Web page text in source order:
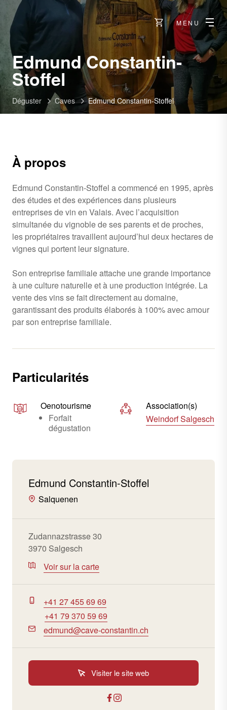
MENU
Edmund Constantin-
Stoffel
Salquenen
Déguster Caves Edmund Constantin-Stoffel
À propos
Edmund Constantin-Stoffel a commencé en 1995, après
des études et des expériences dans plusieurs
entreprises de vin en Valais. Avec l’acquisition
simultanée du vignoble de ses parents et de proches,
les propriétaires travaillent aujourd’hui deux hectares de
vignes qui portent leur signature.
Son entreprise familiale attache une grande importance
à une culture naturelle et à une production intégrée. La
vente des vins se fait directement au domaine,
garantissant des produits élaborés à 100% avec amour
par son entreprise familiale.
Particularités
Oenotourisme
Forfait
dégustation
Association(s)
Weindorf Salgesch
Edmund Constantin-Stoffel
Salquenen
Zudannazstrasse 30
3970 Salgesch
Voir sur la carte
+41 27 455 69 69
+41 79 370 59 69
edmund@cave-constantin.ch
Visiter le site web